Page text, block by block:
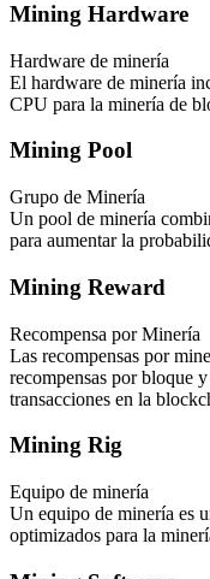
Mining Hardware
Hardware de minería
El hardware de minería
CPU para la minería de
Mining Pool
Grupo de Minería
Un pool de minería
para aumentar la
Mining Reward
Recompensa por Minería
Las recompensas por
recompensas por bloque
transacciones en la
Mining Rig
Equipo de minería
Un equipo de minería es
optimizados para la